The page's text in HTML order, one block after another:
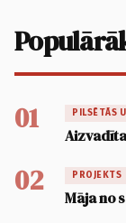
01 PILSĒTĀS
02 PROJEKTS
Māja no